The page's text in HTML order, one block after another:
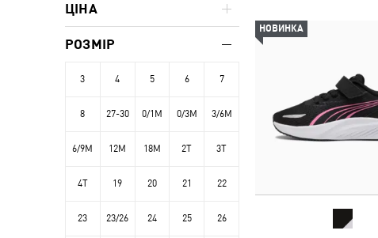
НОВИНКА
ЦІНА
РОЗМІР
3 4 5 6 7
8 27-30 0/1M 0/3M 3/6M
6/9M 12M 18M 2T 3T
4T 19 20 21 22
23 23/26 24 25 26